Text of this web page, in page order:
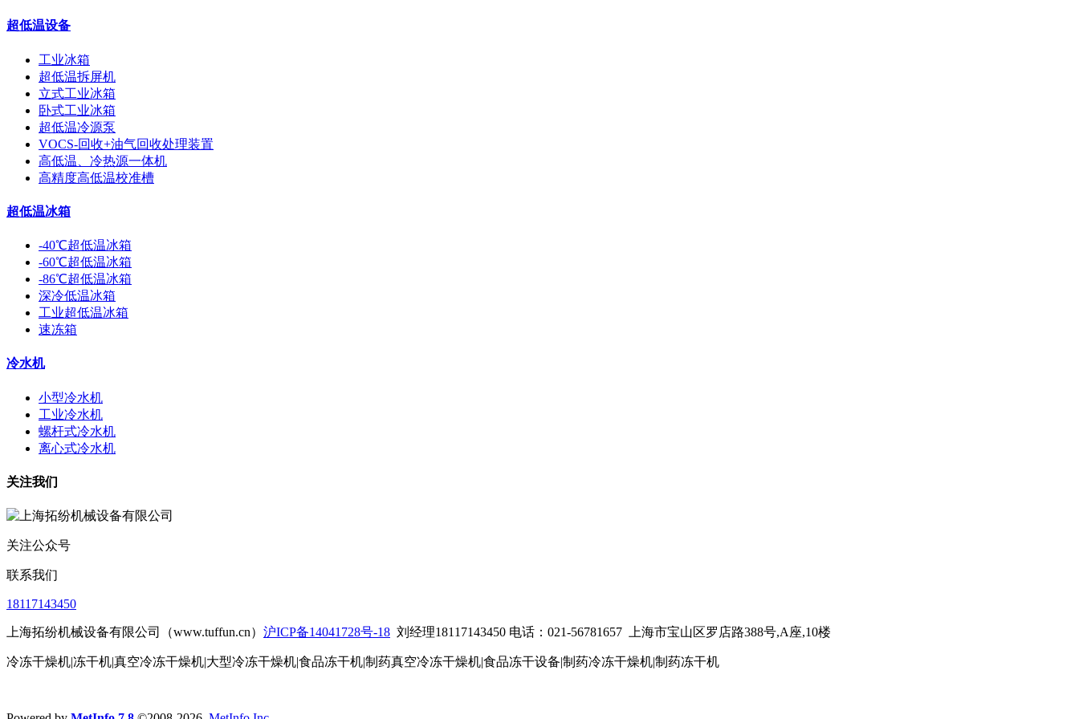
超低温设备
工业冰箱
超低温拆屏机
立式工业冰箱
卧式工业冰箱
超低温冷源泵
VOCS-回收+油气回收处理装置
高低温、冷热源一体机
高精度高低温校准槽
超低温冰箱
-40℃超低温冰箱
-60℃超低温冰箱
-86℃超低温冰箱
深冷低温冰箱
工业超低温冰箱
速冻箱
冷水机
小型冷水机
工业冷水机
螺杆式冷水机
离心式冷水机
关注我们
关注公众号
联系我们
18117143450
上海拓纷机械设备有限公司（www.tuffun.cn） 沪ICP备14041728号-18 刘经理18117143450 电话：021-56781657 上海市宝山区罗店路388号,A座,10楼
冷冻干燥机|冻干机|真空冷冻干燥机|大型冷冻干燥机|食品冻干机|制药真空冷冻干燥机|食品冻干设备|制药冷冻干燥机|制药冻干机